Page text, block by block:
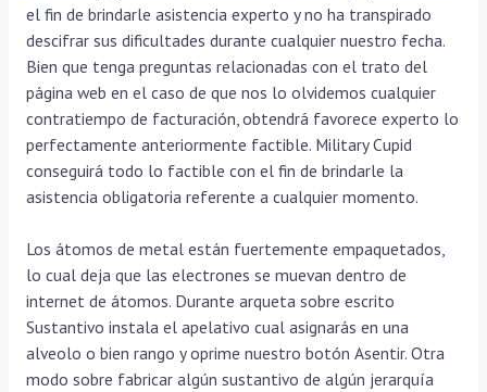
el fin de brindarle asistencia experto y no ha transpirado
descifrar sus dificultades durante cualquier nuestro fecha.
Bien que tenga preguntas relacionadas con el trato del
página web en el caso de que nos lo olvidemos cualquier
contratiempo de facturación, obtendrá favorece experto lo
perfectamente anteriormente factible. Military Cupid
conseguirá todo lo factible con el fin de brindarle la
asistencia obligatoria referente a cualquier momento.
Los átomos de metal están fuertemente empaquetados,
lo cual deja que las electrones se muevan dentro de
internet de átomos. Durante arqueta sobre escrito
Sustantivo instala el apelativo cual asignarás en una
alveolo o bien rango y oprime nuestro botón Asentir. Otra
modo sobre fabricar algún sustantivo de algún jerarquía